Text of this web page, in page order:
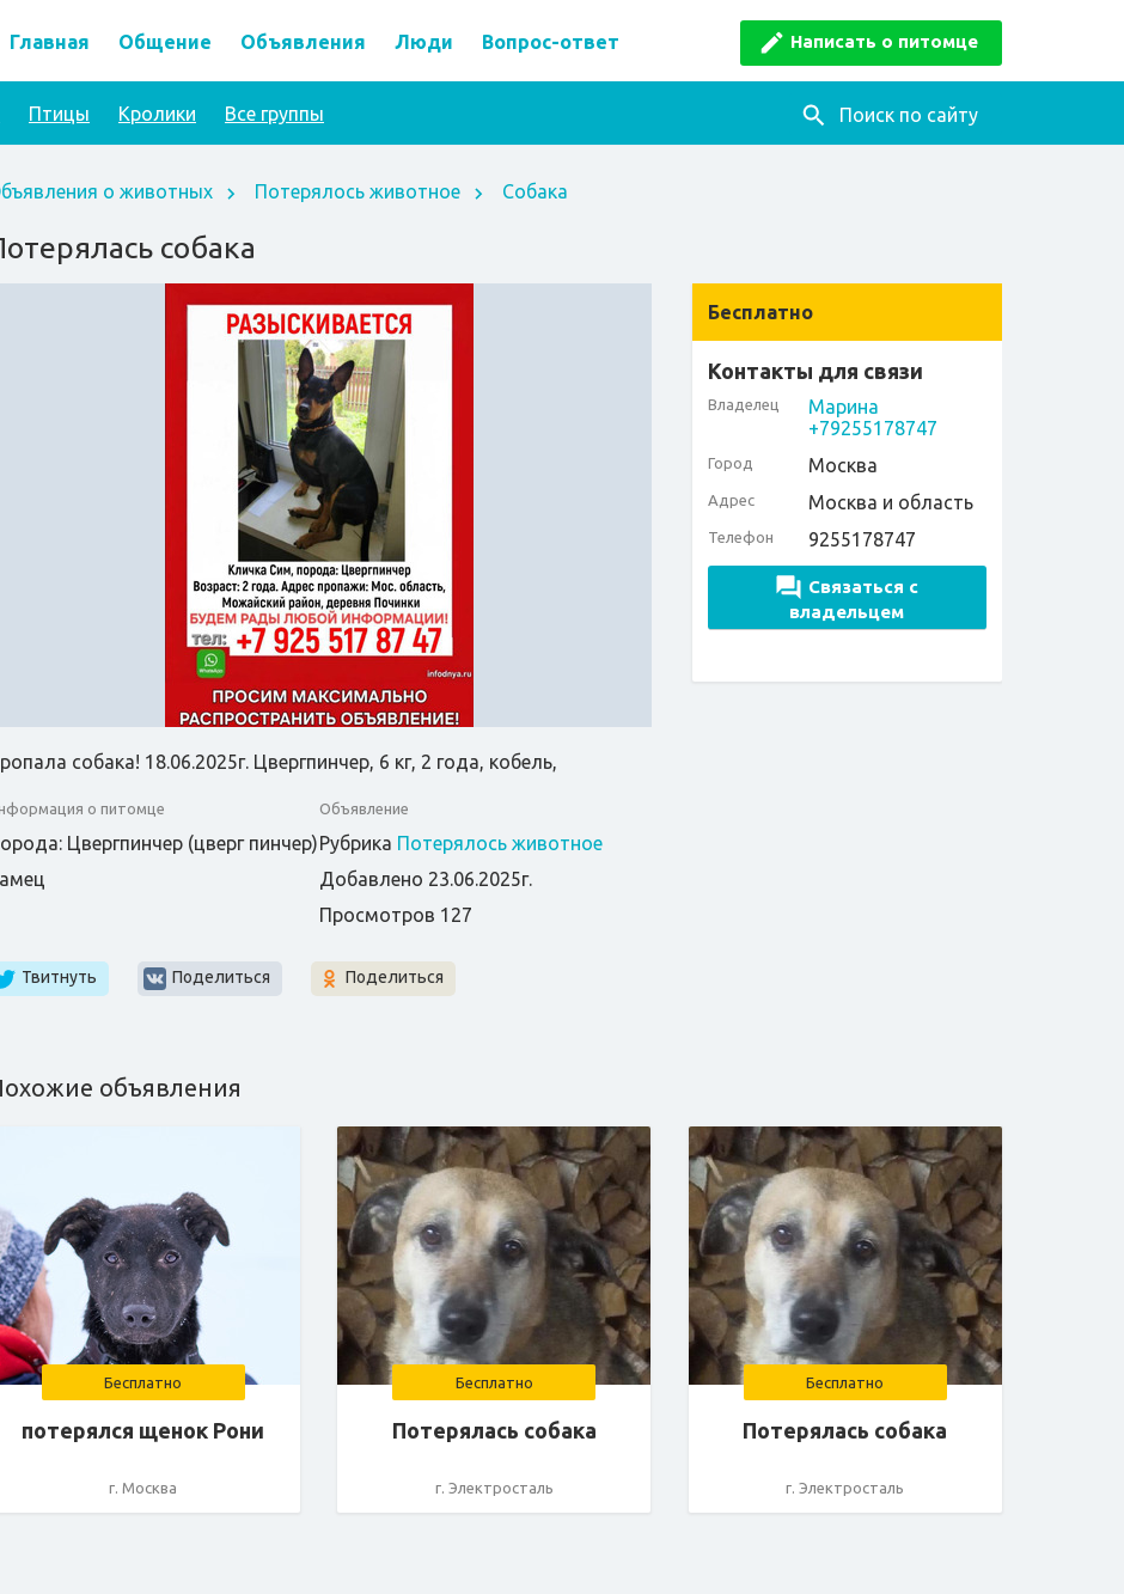
Написать о питомце
Главная Общение Объявления Люди Вопрос-ответ
Поиск по сайту
Птицы Кролики Все группы
о животных Потерялось животное Собака
собака
Бесплатно
Контакты для связи
Владелец
Марина
+79255178747
Город Москва
Адрес Москва и область
Телефон 9255178747
Связаться с
владельцем
собака! 18.06.2025г. Цвергпинчер, 6 кг, 2 года, кобель,
о питомце
Цвергпинчер (цверг пинчер)
Объявление
Рубрика Потерялось животное
Добавлено 23.06.2025г.
Просмотров 127
Твитнуть Поделиться Поделиться
объявления
Бесплатно
потерялся щенок Рони
г. Москва
Бесплатно
Потерялась собака
г. Электросталь
Бесплатно
Потерялась собака
г. Электросталь